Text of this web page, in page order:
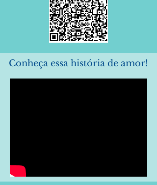
Conheça essa história de amor!